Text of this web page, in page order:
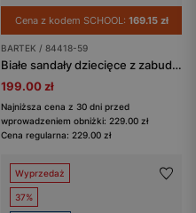
Cena z kodem SCHOOL: 169.15 zł
BARTEK / 84418-59
Białe sandały dziecięce z zabudowanym przodem BARTEK 84418-59
199.00 zł
Najniższa cena z 30 dni przed
wprowadzeniem obniżki: 229.00 zł
Cena regularna: 229.00 zł
Wyprzedaż
37%